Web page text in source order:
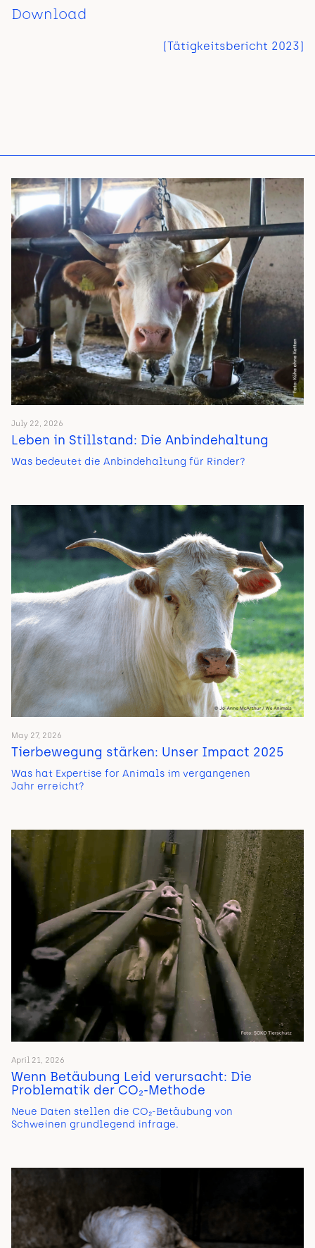
Download
[Tätigkeitsbericht 2023]
July 22, 2026
Leben in Stillstand: Die Anbindehaltung
Was bedeutet die Anbindehaltung für Rinder?
May 27, 2026
Tierbewegung stärken: Unser Impact 2025
Was hat Expertise for Animals im vergangenen
Jahr erreicht?
April 21, 2026
Wenn Betäubung Leid verursacht: Die
Problematik der CO₂-Methode
Neue Daten stellen die CO₂-Betäubung von
Schweinen grundlegend infrage.